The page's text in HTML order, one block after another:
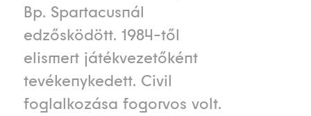
Bp. Spartacusnál
edzősködött. 1984-től
elismert játékvezetőként
tevékenykedett. Civil
foglalkozása fogorvos volt.